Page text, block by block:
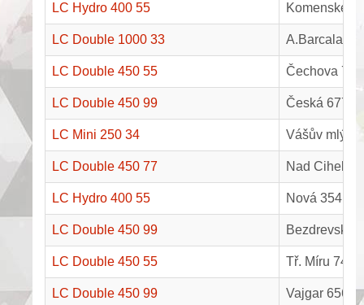
LC Hydro 400 55
LC Double 1000 33 A.Barcala
LC Double 450 55 Čechova
LC Double 450 99 Česká 677,
LC Mini 250 34 Vášův mlýn
LC Double 450 77 Nad
LC Hydro 400 55 Nová 354,
LC Double 450 99 Bezdrevská
LC Double 450 55 Tř. Míru 745,
LC Double 450 99 Vajgar 656,